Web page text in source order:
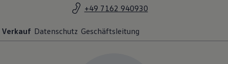
+49 7162 940930
Verkauf Datenschutz Geschäftsleitung